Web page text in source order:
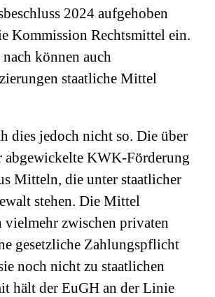
2024 aufgehoben
Kommission Rechtsmittel ein.
können auch
staatliche Mittel
dies jedoch nicht so. Die über
abgewickelte KWK-Förderung
Mitteln, die unter staatlicher
stehen. Die Mittel
vielmehr zwischen privaten
gesetzliche Zahlungspflicht
noch nicht zu staatlichen
hält der EuGH an der Linie